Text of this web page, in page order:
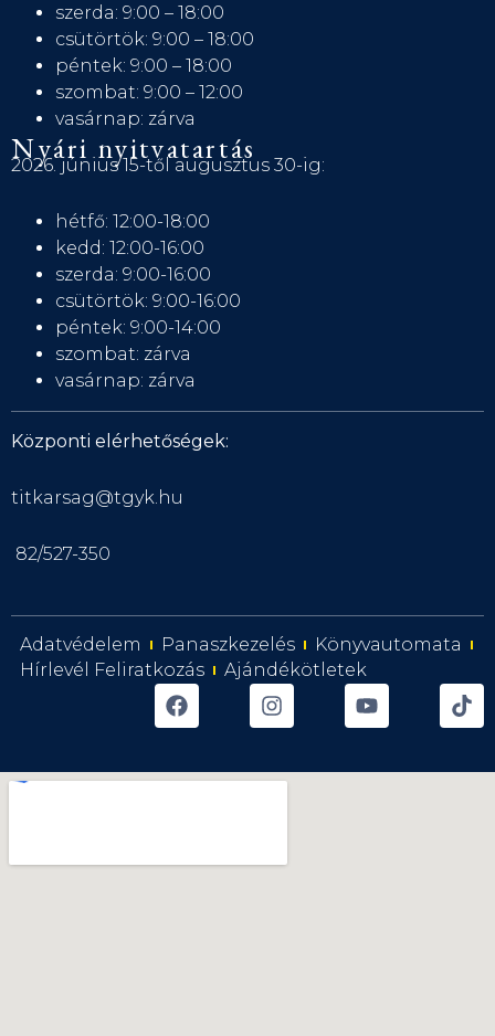
szerda: 9:00 – 18:00
csütörtök: 9:00 – 18:00
péntek: 9:00 – 18:00
szombat: 9:00 – 12:00
vasárnap: zárva
Nyári nyitvatartás
2026. június 15-től augusztus 30-ig:
hétfő: 12:00-18:00
kedd: 12:00-16:00
szerda: 9:00-16:00
csütörtök: 9:00-16:00
péntek: 9:00-14:00
szombat: zárva
vasárnap: zárva
Központi elérhetőségek:
titkarsag@tgyk.hu
82/527-350
Adatvédelem Panaszkezelés
Könyvautomata
Hírlevél Feliratkozás
Ajándékötletek